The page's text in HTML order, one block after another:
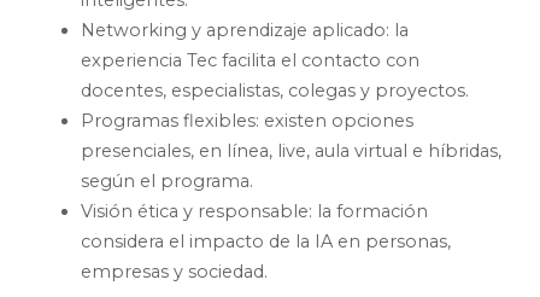
Networking y aprendizaje aplicado: la
experiencia Tec facilita el contacto con
docentes, especialistas, colegas y proyectos.
Programas flexibles: existen opciones
presenciales, en línea, live, aula virtual e híbridas,
según el programa.
Visión ética y responsable: la formación
considera el impacto de la IA en personas,
empresas y sociedad.